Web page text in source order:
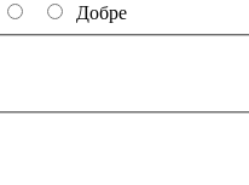
Добре